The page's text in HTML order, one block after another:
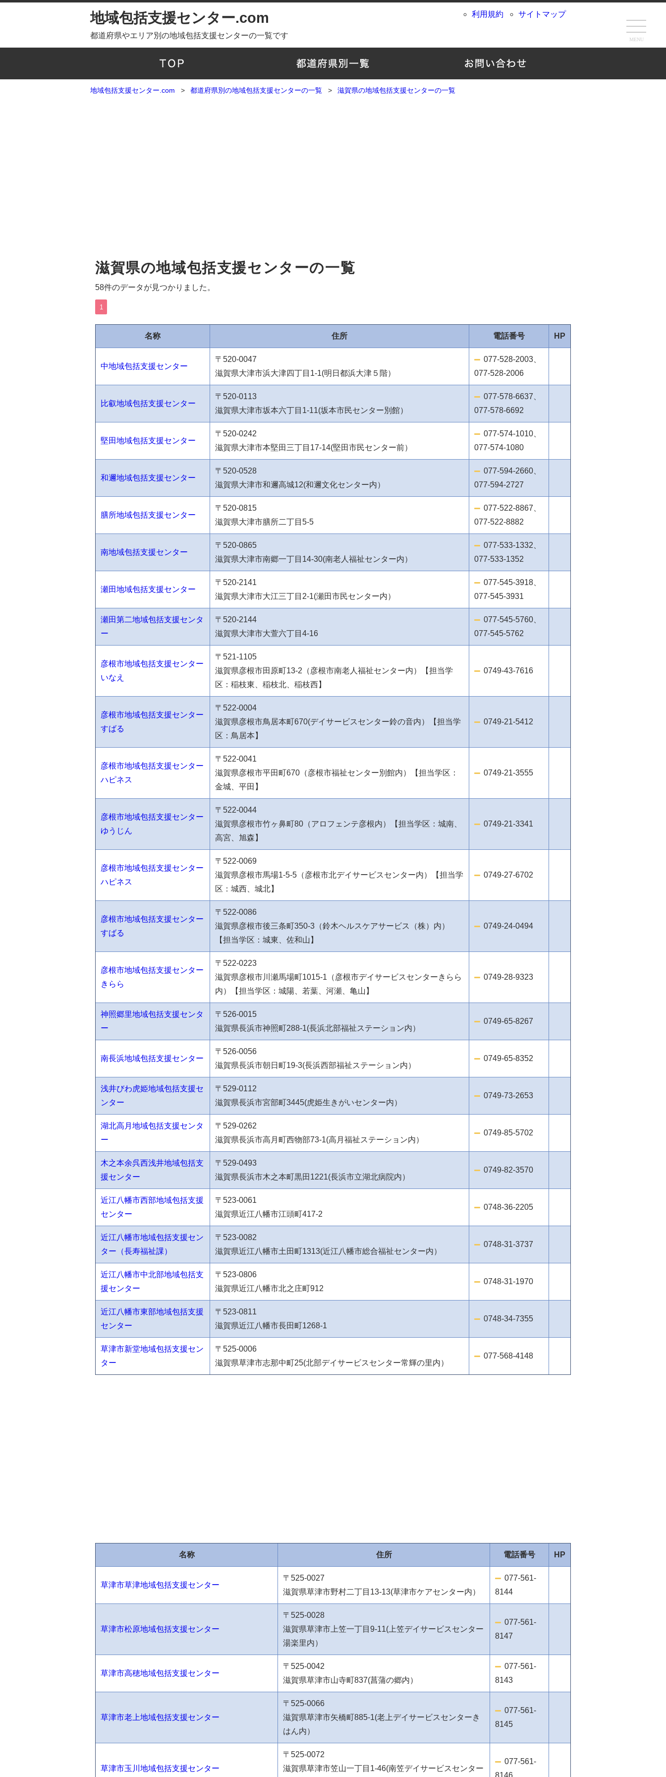
MENU
地域包括支援センター.com
都道府県やエリア別の地域包括支援センターの一覧です
利用規約 サイトマップ
地域包括支援センター.com 都道府県別の地域包括支援センターの一覧 滋賀県の地域包括支援センターの一覧
滋賀県の地域包括支援センターの一覧
58件のデータが見つかりました。
1
名称 住所 電話番号 HP
中地域包括支援センター
〒520-0047
滋賀県大津市浜大津四丁目1-1(明日都浜大津５階）
077-528-2003、
077-528-2006
比叡地域包括支援センター
〒520-0113
滋賀県大津市坂本六丁目1-11(坂本市民センター別館）
077-578-6637、
077-578-6692
堅田地域包括支援センター
〒520-0242
滋賀県大津市本堅田三丁目17-14(堅田市民センター前）
077-574-1010、
077-574-1080
和邇地域包括支援センター
〒520-0528
滋賀県大津市和邇高城12(和邇文化センター内）
077-594-2660、
077-594-2727
膳所地域包括支援センター
〒520-0815
滋賀県大津市膳所二丁目5-5
077-522-8867、
077-522-8882
南地域包括支援センター
〒520-0865
滋賀県大津市南郷一丁目14-30(南老人福祉センター内）
077-533-1332、
077-533-1352
瀬田地域包括支援センター
〒520-2141
滋賀県大津市大江三丁目2-1(瀬田市民センター内）
077-545-3918、
077-545-3931
瀬田第二地域包括支援センタ
ー
〒520-2144
滋賀県大津市大萱六丁目4-16
077-545-5760、
077-545-5762
彦根市地域包括支援センター
いなえ
〒521-1105
滋賀県彦根市田原町13-2（彦根市南老人福祉センター内）【担当学
区：稲枝東、稲枝北、稲枝西】
0749-43-7616
彦根市地域包括支援センター
すばる
〒522-0004
滋賀県彦根市鳥居本町670(デイサービスセンター鈴の音内）【担当学
区：鳥居本】
0749-21-5412
彦根市地域包括支援センター
ハピネス
〒522-0041
滋賀県彦根市平田町670（彦根市福祉センター別館内）【担当学区：
金城、平田】
0749-21-3555
彦根市地域包括支援センター
ゆうじん
〒522-0044
滋賀県彦根市竹ヶ鼻町80（アロフェンテ彦根内）【担当学区：城南、
高宮、旭森】
0749-21-3341
彦根市地域包括支援センター
ハピネス
〒522-0069
滋賀県彦根市馬場1-5-5（彦根市北デイサービスセンター内）【担当学
区：城西、城北】
0749-27-6702
彦根市地域包括支援センター
すばる
〒522-0086
滋賀県彦根市後三条町350-3（鈴木ヘルスケアサービス（株）内）
【担当学区：城東、佐和山】
0749-24-0494
彦根市地域包括支援センター
きらら
〒522-0223
滋賀県彦根市川瀬馬場町1015-1（彦根市デイサービスセンターきらら
内）【担当学区：城陽、若葉、河瀬、亀山】
0749-28-9323
神照郷里地域包括支援センタ
ー
〒526-0015
滋賀県長浜市神照町288-1(長浜北部福祉ステーション内）
0749-65-8267
南長浜地域包括支援センター
〒526-0056
滋賀県長浜市朝日町19-3(長浜西部福祉ステーション内）
0749-65-8352
浅井びわ虎姫地域包括支援セ
ンター
〒529-0112
滋賀県長浜市宮部町3445(虎姫生きがいセンター内）
0749-73-2653
湖北高月地域包括支援センタ
ー
〒529-0262
滋賀県長浜市高月町西物部73-1(高月福祉ステーション内）
0749-85-5702
木之本余呉西浅井地域包括支
援センター
〒529-0493
滋賀県長浜市木之本町黒田1221(長浜市立湖北病院内）
0749-82-3570
近江八幡市西部地域包括支援
センター
〒523-0061
滋賀県近江八幡市江頭町417-2
0748-36-2205
近江八幡市地域包括支援セン
ター（長寿福祉課）
〒523-0082
滋賀県近江八幡市土田町1313(近江八幡市総合福祉センター内）
0748-31-3737
近江八幡市中北部地域包括支
援センター
〒523-0806
滋賀県近江八幡市北之庄町912
0748-31-1970
近江八幡市東部地域包括支援
センター
〒523-0811
滋賀県近江八幡市長田町1268-1
0748-34-7355
草津市新堂地域包括支援セン
ター
〒525-0006
滋賀県草津市志那中町25(北部デイサービスセンター常輝の里内）
077-568-4148
名称 住所 電話番号 HP
草津市草津地域包括支援センター
〒525-0027
滋賀県草津市野村二丁目13-13(草津市ケアセンター内）
077-561-
8144
草津市松原地域包括支援センター
〒525-0028
滋賀県草津市上笠一丁目9-11(上笠デイサービスセンター
湯楽里内）
077-561-
8147
草津市高穂地域包括支援センター
〒525-0042
滋賀県草津市山寺町837(菖蒲の郷内）
077-561-
8143
草津市老上地域包括支援センター
〒525-0066
滋賀県草津市矢橋町885-1(老上デイサービスセンターき
はん内）
077-561-
8145
草津市玉川地域包括支援センター
〒525-0072
滋賀県草津市笠山一丁目1-46(南笠デイサービスセンター
077-561-
8146